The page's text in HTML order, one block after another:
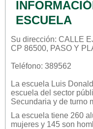
ESCUELA
Su dirección: CALLE
CP 86500, PASO Y
Teléfono: 389562
La escuela Luis
escuela del sector
Secundaria y de turno
La escuela tiene 260
mujeres y 145 son